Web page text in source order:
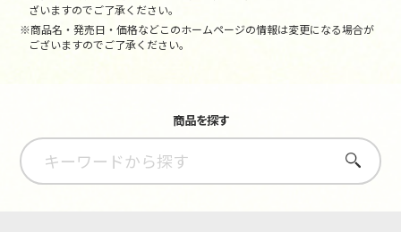
ざいますのでご了承ください。
※商品名・発売日・価格などこのホームページの情報は変更になる場合が
ございますのでご了承ください。
商品を探す
さがす